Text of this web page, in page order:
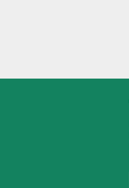
В Подмосковье
В Тосно
перекрёсток,